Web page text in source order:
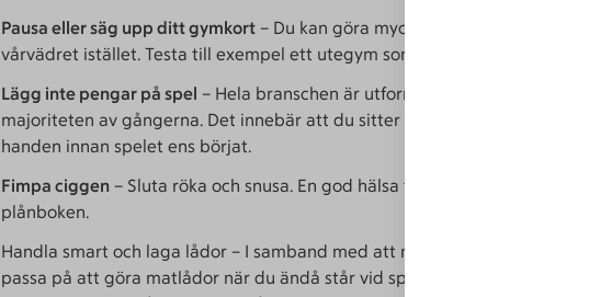
Pausa eller säg upp ditt gymkort – Du kan göra mycket av träningen i det
vårvädret istället. Testa till exempel ett utegym som kostar noll.
Lägg inte pengar på spel – Hela branschen är utformad så att spelbolaget
majoriteten av gångerna. Det innebär att du sitter med de sämsta korten
handen innan spelet ens börjat.
Fimpa ciggen – Sluta röka och snusa. En god hälsa förlänger livet och
plånboken.
Handla smart och laga lådor – I samband med att många jobbar hemma
passa på att göra matlådor när du ändå står vid spisen. Veckohandla och